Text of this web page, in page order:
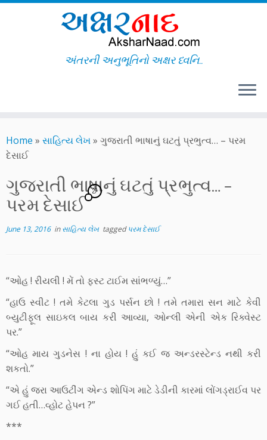
to
content
અંતરની અનુભૂતિનો અક્ષર ધ્વનિ..
Home » સાહિત્ય લેખ» ગુજરાતી ભાષાનું ઘટતું પ્રભુત્વ… – પરમ
દેસાઈ
ગુજરાતી ભાષાનું ઘટતું પ્રભુત્વ… –
પરમ દેસાઈ
27
June 13, 2016inસાહિત્ય લેખ taggedપરમ દેસાઈ
“ઓહ ! રીયલી ! મેં તો ફસ્ટ ટાઈમ સાંભળ્યું…”
“હાઉ સ્વીટ ! તમે કેટલા ગુડ પર્સન છો ! તમે તમારા સન માટે કેવી
બ્યુટીફૂલ સાઇકલ બાય કરી આવ્યા, ઓન્લી એની એક રિક્વેસ્ટ
પર.”
“ઓહ માય ગુડનેસ ! ના હોય ! હું કઈ જ અન્ડરસ્ટેન્ડ નથી કરી
શકતો.”
“એ હું જરા આઉટીંગ એન્ડ શોપિંગ માટે ડેડીની કારમાં લોંગડ્રાઈવ પર
ગઈ હતી…વ્હોટ હેપન ?”
***